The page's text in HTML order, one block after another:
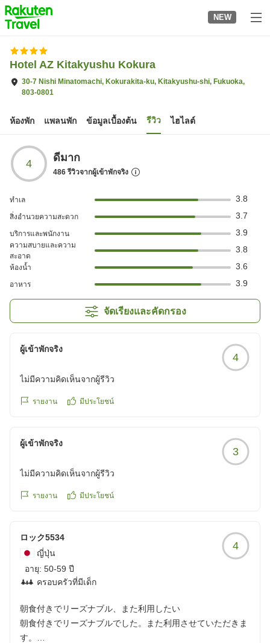
to
top
page
NEW
Hotel AZ Kitakyushu Kokura
30-7 Nishi Minatomachi, Kokurakita-ku, Kitakyushu-shi, Fukuoka,
803-0801
ห้องพัก แพลนพัก ข้อมูลเบื้องต้น รีวิว ไฮไลต์
4 ดีมาก
486รีวิวจากผู้เข้าพักจริง
ทำเล 3.8
สิ่งอำนวยความสะดวก 3.7
บริการและพนักงาน 3.9
ความสบายและความ
สะอาด
3.8
ห้องน้ำ 3.6
อาหาร 3.9
จัดเรียงและคัดกรอง
ผู้เข้าพักจริง
4
ไม่มีความคิดเห็นจากผู้รีวิว
รายงาน มีประโยชน์
ผู้เข้าพักจริง
3
ไม่มีความคิดเห็นจากผู้รีวิว
รายงาน มีประโยชน์
ロック5534
ญี่ปุ่น
อายุ: 50-59 ปี
ครอบครัวที่มีเด็ก
4
朝食付きでリーズナブル、また利用したい
朝食付きでリーズナブルでした。また利用させていただきま
す。